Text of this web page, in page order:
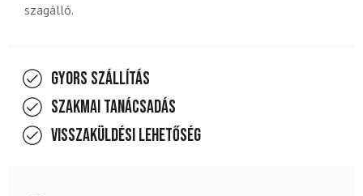
szagálló.
Gyors szállítás
Szakmai tanácsadás
Visszaküldési lehetőség